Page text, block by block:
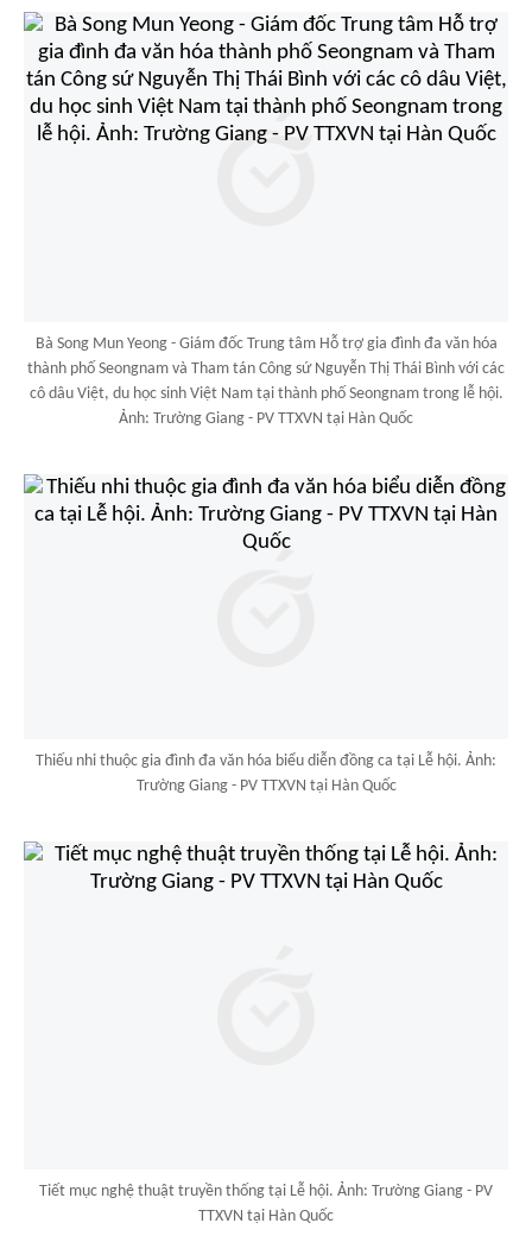
Bà Song Mun Yeong - Giám đốc Trung tâm Hỗ trợ gia đình đa văn hóa
thành phố Seongnam và Tham tán Công sứ Nguyễn Thị Thái Bình với các
cô dâu Việt, du học sinh Việt Nam tại thành phố Seongnam trong lễ hội.
Ảnh: Trường Giang - PV TTXVN tại Hàn Quốc
Thiếu nhi thuộc gia đình đa văn hóa biểu diễn đồng ca tại Lễ hội. Ảnh:
Trường Giang - PV TTXVN tại Hàn Quốc
Tiết mục nghệ thuật truyền thống tại Lễ hội. Ảnh: Trường Giang - PV
TTXVN tại Hàn Quốc